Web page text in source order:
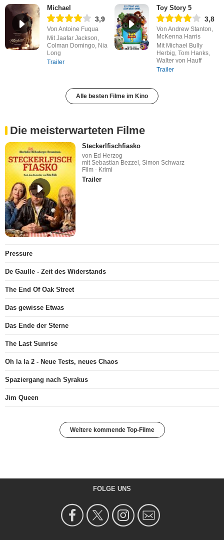
Michael
3,9
Von Antoine Fuqua
Mit Jaafar Jackson,
Colman Domingo, Nia
Long
Trailer
Toy Story 5
3,8
Von Andrew Stanton,
McKenna Harris
Mit Michael Bully
Herbig, Tom Hanks,
Walter von Hauff
Trailer
Alle besten Filme im Kino
Die meisterwarteten Filme
Steckerlfischfiasko
von Ed Herzog
mit Sebastian Bezzel, Simon Schwarz
Film - Krimi
Trailer
Pressure
De Gaulle - Zeit des Widerstands
The End Of Oak Street
Das gewisse Etwas
Das Ende der Sterne
The Last Sunrise
Oh la la 2 - Neue Tests, neues Chaos
Spaziergang nach Syrakus
Jim Queen
Weitere kommende Top-Filme
FOLGE UNS